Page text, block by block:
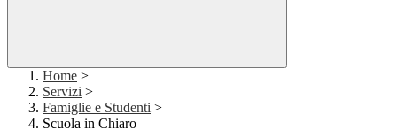
Home >
Servizi >
Famiglie e Studenti >
Scuola in Chiaro